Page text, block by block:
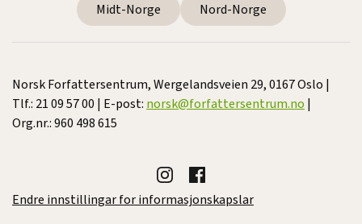
Midt-Norge
Nord-Norge
Norsk Forfattersentrum, Wergelandsveien 29, 0167 Oslo |
Tlf.: 21 09 57 00 | E-post: norsk@forfattersentrum.no |
Org.nr.: 960 498 615
Endre innstillingar for informasjonskapslar